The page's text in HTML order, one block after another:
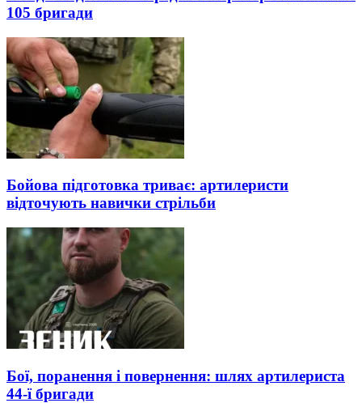
105 бригади
Бойова підготовка триває: артилеристи
відточують навички стрільби
Бої, поранення і повернення: шлях артилериста
44-ї бригади